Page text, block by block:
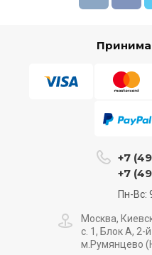
+7
+7
Пн-Вс:
Москва,
с. 1, Блок А, 2-
м.Румянцево